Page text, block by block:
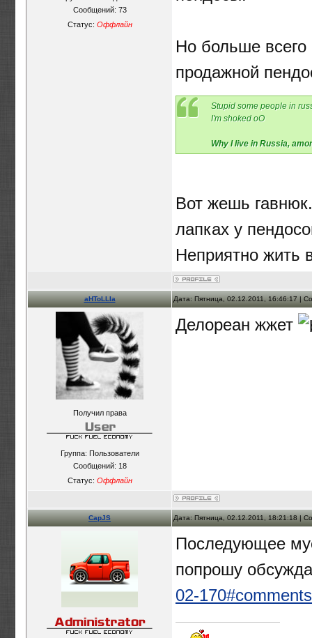
Сообщений: 73
Статус: Оффлайн
Но больше всего
продажной
Stupid some people in
I'm shoked oO
Why I live in Russia,
Вот жешь
лапках у
Неприятно жить
aHToLLIa Дата: Пятница, 02.12.2011, 16:46:17 |
Получил права
Группа: Пользователи
Сообщений: 18
Статус: Оффлайн
Делореан жжет
CapJS Дата: Пятница, 02.12.2011, 18:21:18 |
Последующее
попрошу
02-170#comments